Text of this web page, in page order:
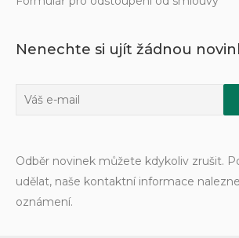
Nenechte si ujít žádnou
Odběr novinek můžete kdykoliv zrušit.
udělat, naše kontaktní informace
oznámení.